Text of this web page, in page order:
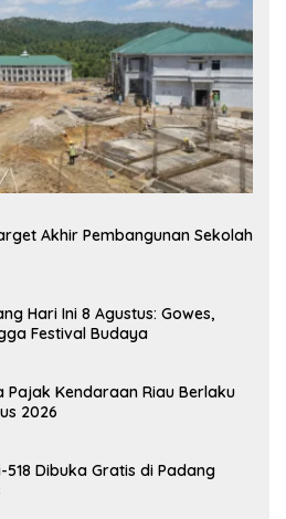
Akhir Pembangunan Sekolah
Hari Ini 8 Agustus: Gowes,
Festival Budaya
Pajak Kendaraan Riau Berlaku
2026
518 Dibuka Gratis di Padang